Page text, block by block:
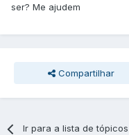
ser? Me ajudem
Compartilhar
Ir para a lista de tópicos